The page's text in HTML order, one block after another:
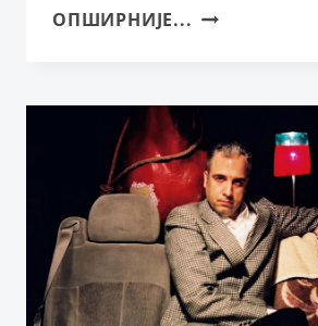
ОПШИРНИЈЕ... ИНТЕРВЈУ:
ОПЕРЕ
СРПСКОГ
НАРОДНОГ
ПОЗОРИШТА